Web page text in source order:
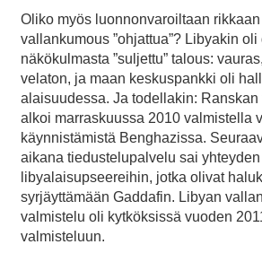
Oliko myös luonnonvaroiltaan
vallankumous ”ohjattua”? Libyakin
näkökulmasta ”suljettu” talous:
velaton, ja maan keskuspankki oli
alaisuudessa. Ja todellakin:
alkoi marraskuussa 2010 valmistella
käynnistämistä Benghazissa.
aikana tiedustelupalvelu sai yhteyden
libyalaisupseereihin, jotka olivat
syrjäyttämään Gaddafin. Libyan
valmistelu oli kytköksissä vuoden
valmisteluun.